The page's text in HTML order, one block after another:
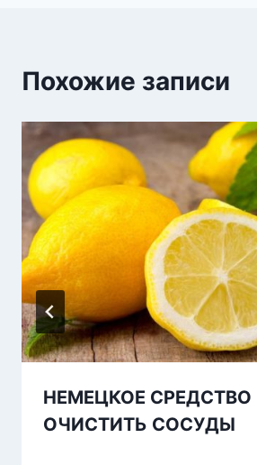
Похожие записи
НЕМЕЦКОЕ
ОЧИСТИТЬ СОСУДЫ